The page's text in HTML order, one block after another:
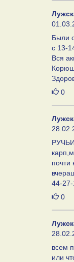
Были
с 13-
Вся
0
почти
44-27-
0
всем
или